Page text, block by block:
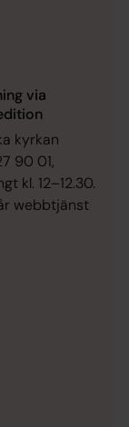
via
kyrkan
90 01,
kl. 12–12.30.
webbtjänst